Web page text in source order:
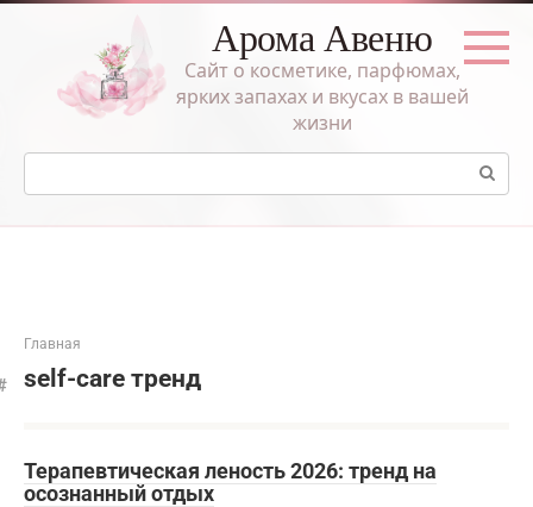
Перейти
Арома Авеню
Сайт о косметике, парфюмах,
ярких запахах и вкусах в вашей
жизни
Поиск:
Главная
self-care тренд
Терапевтическая леность 2026: тренд на
осознанный отдых